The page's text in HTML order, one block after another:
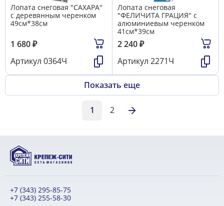
Лопата снеговая "САХАРА"
с деревянным черенком
49см*38см
1 680₽
Артикул 0364Ч
Лопата снеговая
"ФЕЛИЧИТА ГРАЦИЯ" с
алюминиевым черенком
41см*39см
2 240₽
Артикул 2271Ч
Показать еще
1 2
+7 (343) 295-85-75
+7 (343) 255-58-30